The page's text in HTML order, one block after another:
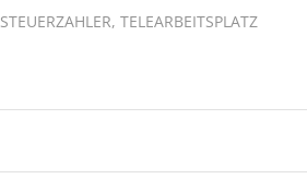
STEUERZAHLER, TELEARBEITSPLATZ